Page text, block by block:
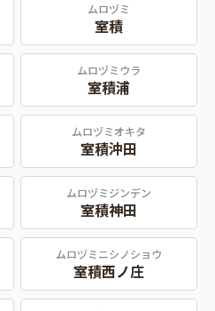
ムロヅミ
室積
ムロヅミウラ
室積浦
ムロヅミオキタ
室積沖田
ムロヅミジンデン
室積神田
ムロヅミニシノショウ
室積西ノ庄